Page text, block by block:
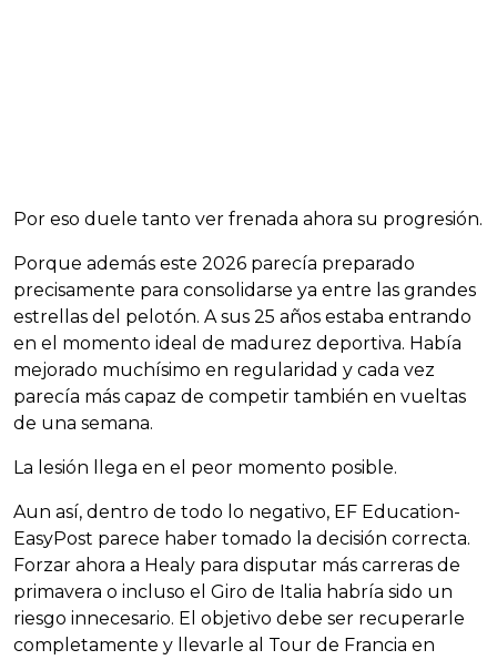
Por eso duele tanto ver frenada ahora su progresión.
Porque además este 2026 parecía preparado
precisamente para consolidarse ya entre las grandes
estrellas del pelotón. A sus 25 años estaba entrando
en el momento ideal de madurez deportiva. Había
mejorado muchísimo en regularidad y cada vez
parecía más capaz de competir también en vueltas
de una semana.
La lesión llega en el peor momento posible.
Aun así, dentro de todo lo negativo, EF Education-
EasyPost parece haber tomado la decisión correcta.
Forzar ahora a Healy para disputar más carreras de
primavera o incluso el Giro de Italia habría sido un
riesgo innecesario. El objetivo debe ser recuperarle
completamente y llevarle al Tour de Francia en